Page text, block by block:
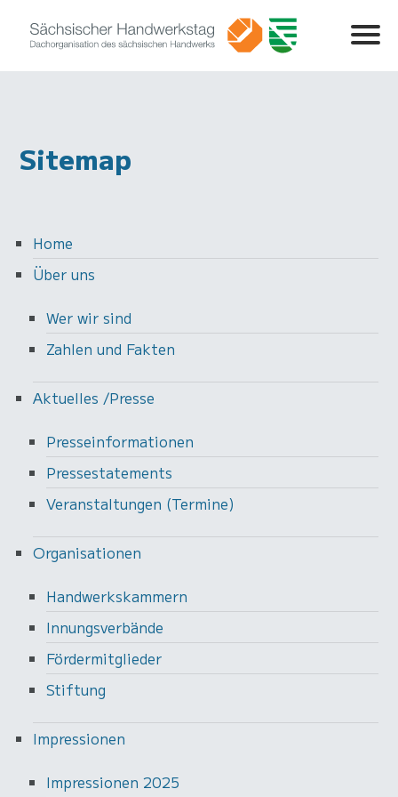
Sitemap
Home
Über uns
Wer wir sind
Zahlen und Fakten
Aktuelles /Presse
Presseinformationen
Pressestatements
Veranstaltungen (Termine)
Organisationen
Handwerkskammern
Innungsverbände
Fördermitglieder
Stiftung
Impressionen
Impressionen 2025